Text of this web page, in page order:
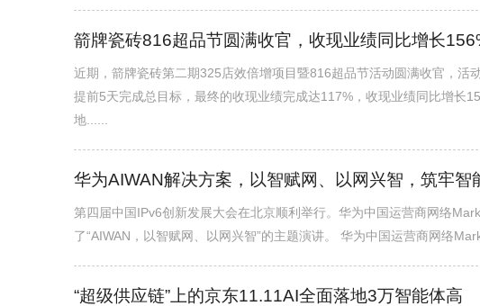
箭牌瓷砖816超品节圆满收官，收现业绩同比增长
近期，箭牌瓷砖第二期325店效倍增项目暨816超品节活动圆满收官，活
提前5天完成总目标，最终的收现业绩完成达117%，收现业绩同比增长
地......
华为AIWAN解决方案，以智赋网、以网兴智，筑牢智
第四届中国IPv6创新发展大会在北京顺利举行。华为中国运营商网络
了“AIWAN，以智赋网、以网兴智”的主题演讲。 华为中国运营商网络
“超级供应链”上的京东11.11AI全面落地3万智能体高